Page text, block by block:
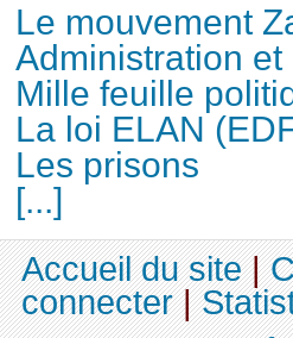
Le mouvement
Administration
Mille feuille
La loi ELAN
Les prisons
[...]
Accueil du site|
connecter|